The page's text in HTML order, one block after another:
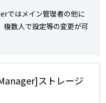
ではメイン管理者の他に
複数人で設定等の変更が可
ストレージ